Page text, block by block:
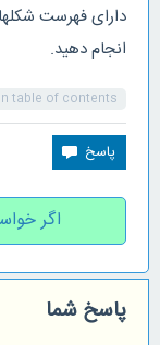
انجام دهید.
table of contents
اگر
پاسخ شما